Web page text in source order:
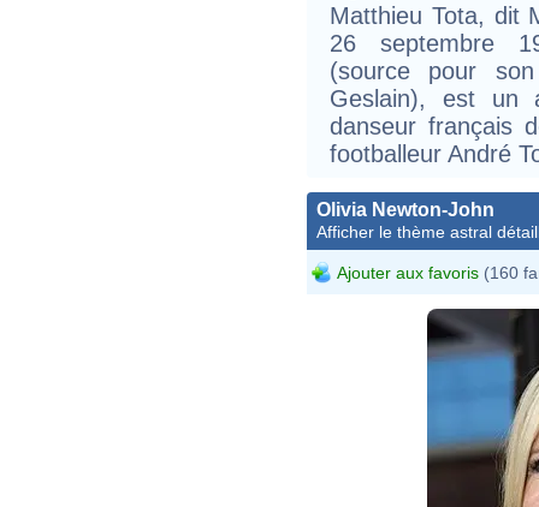
Matthieu Tota, dit
26 septembre
(source pour
Geslain), est un
danseur français
footballeur André
Olivia Newton-John
Afficher le thème astral
Ajouter aux favoris (160